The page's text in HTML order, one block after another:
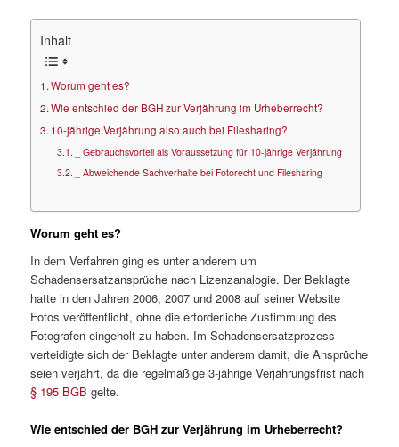
Inhalt
Worum geht es?
Wie entschied der BGH zur Verjährung im Urheberrecht?
10-jährige Verjährung also auch bei Filesharing?
_ Gebrauchsvorteil als Voraussetzung für 10-jährige Verjährung
_ Abweichende Sachverhalte bei Fotorecht und Filesharing
Worum geht es?
In dem Verfahren ging es unter anderem um
Schadensersatzansprüche nach Lizenzanalogie. Der Beklagte
hatte in den Jahren 2006, 2007 und 2008 auf seiner Website
Fotos veröffentlicht, ohne die erforderliche Zustimmung des
Fotografen eingeholt zu haben. Im Schadensersatzprozess
verteidigte sich der Beklagte unter anderem damit, die Ansprüche
seien verjährt, da die regelmäßige 3-jährige Verjährungsfrist nach
§ 195 BGB gelte.
Wie entschied der BGH zur Verjährung im Urheberrecht?